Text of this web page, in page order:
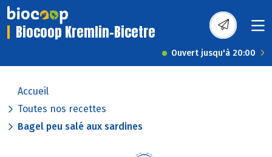
Biocoop Kremlin-Bicetre
Ouvert jusqu'à 20:00
Accueil
Toutes nos recettes
Bagel peu salé aux sardines